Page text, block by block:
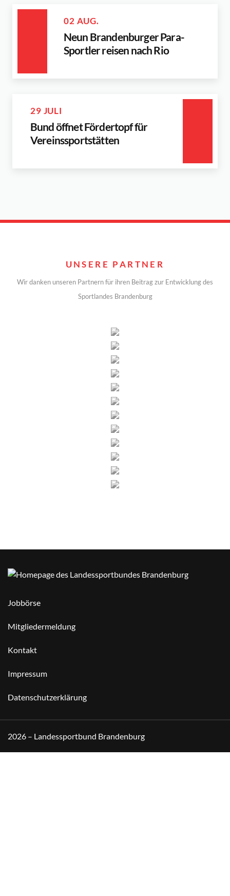
02 AUG.
Neun Brandenburger Para-
Sportler reisen nach Rio
29 JULI
Bund öffnet Fördertopf für
Vereinssportstätten
UNSERE PARTNER
Wir danken unseren Partnern für ihren Beitrag zur Entwicklung des
Sportlandes Brandenburg
Jobbörse
Mitgliedermeldung
Kontakt
Impressum
Datenschutzerklärung
2026 – Landessportbund Brandenburg